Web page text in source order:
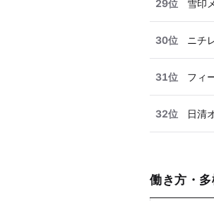
29位 雪印
30位 ニチ
31位 フィ
32位 日清
働き方・